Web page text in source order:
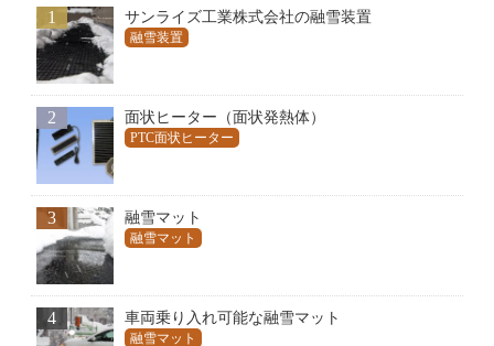
1 サンライズ工業株式会社の融雪装置
融雪装置
2 面状ヒーター（面状発熱体）
PTC面状ヒーター
3 融雪マット
融雪マット
4 車両乗り入れ可能な融雪マット
融雪マット